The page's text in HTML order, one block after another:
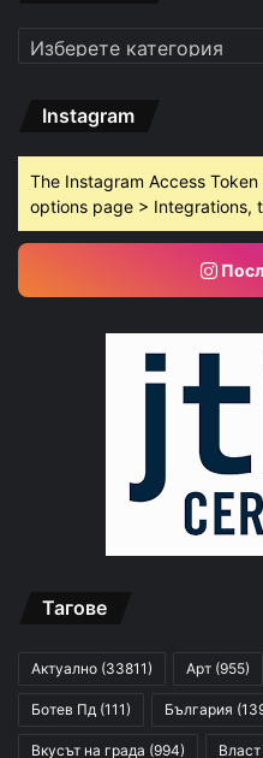
Категории
Instagram
The Instagram Access
options page > Integrations,
Тагове
Актуално (33811) Арт (955)
Ботев Пд (111) България
Вкусът на града (994) Власт